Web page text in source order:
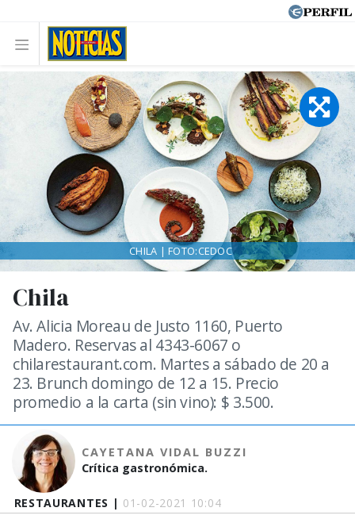
RESTAURANTES | 01-02-2021 10:04
Chila
Av. Alicia Moreau de Justo 1160, Puerto
Madero. Reservas al 4343-6067 o
chilarestaurant.com. Martes a sábado de 20 a
23. Brunch domingo de 12 a 15. Precio
promedio a la carta (sin vino): $ 3.500.
CAYETANA VIDAL BUZZI
Crítica gastronómica.
CHILA | FOTO:CEDOC